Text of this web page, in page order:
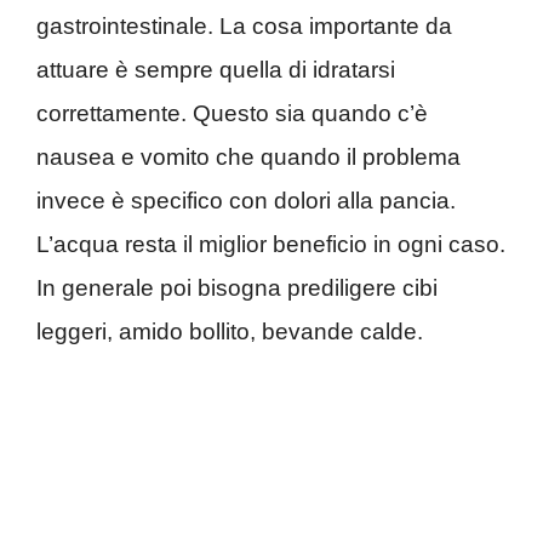
gastrointestinale. La cosa importante da
attuare è sempre quella di idratarsi
correttamente. Questo sia quando c’è
nausea e vomito che quando il problema
invece è specifico con dolori alla pancia.
L’acqua resta il miglior beneficio in ogni caso.
In generale poi bisogna prediligere cibi
leggeri, amido bollito, bevande calde.